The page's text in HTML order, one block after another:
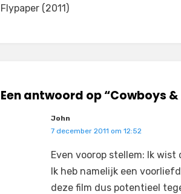
navigatie
Flypaper (2011)
Een antwoord op “Cowboys &
John
7 december 2011 om 12:52
Even voorop stellem: Ik wist
Ik heb namelijk een
deze film dus potentieel